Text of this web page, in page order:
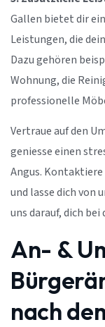
Gallen bietet dir
Leistungen, die
Dazu gehören
Wohnung, die
professionelle
Vertraue auf den
geniesse einen
Angus.
und lasse dich von
uns darauf, dich
An- &
nach